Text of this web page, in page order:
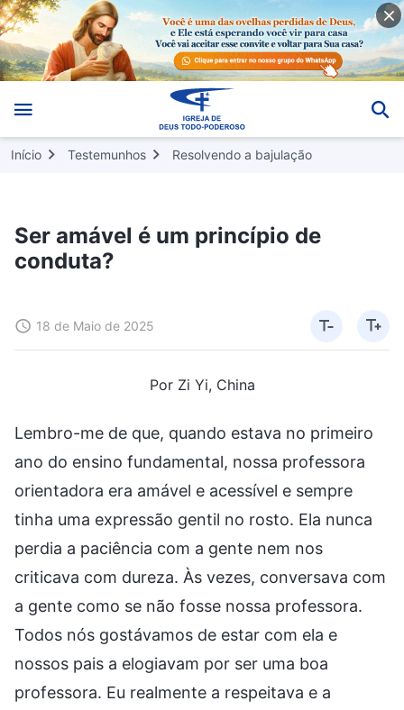
Início Testemunhos Resolvendo a bajulação
Ser amável é um princípio de
conduta?
18 de Maio de 2025
Por Zi Yi, China
Lembro-me de que, quando estava no primeiro
ano do ensino fundamental, nossa professora
orientadora era amável e acessível e sempre
tinha uma expressão gentil no rosto. Ela nunca
perdia a paciência com a gente nem nos
criticava com dureza. Às vezes, conversava com
a gente como se não fosse nossa professora.
Todos nós gostávamos de estar com ela e
nossos pais a elogiavam por ser uma boa
professora. Eu realmente a respeitava e a